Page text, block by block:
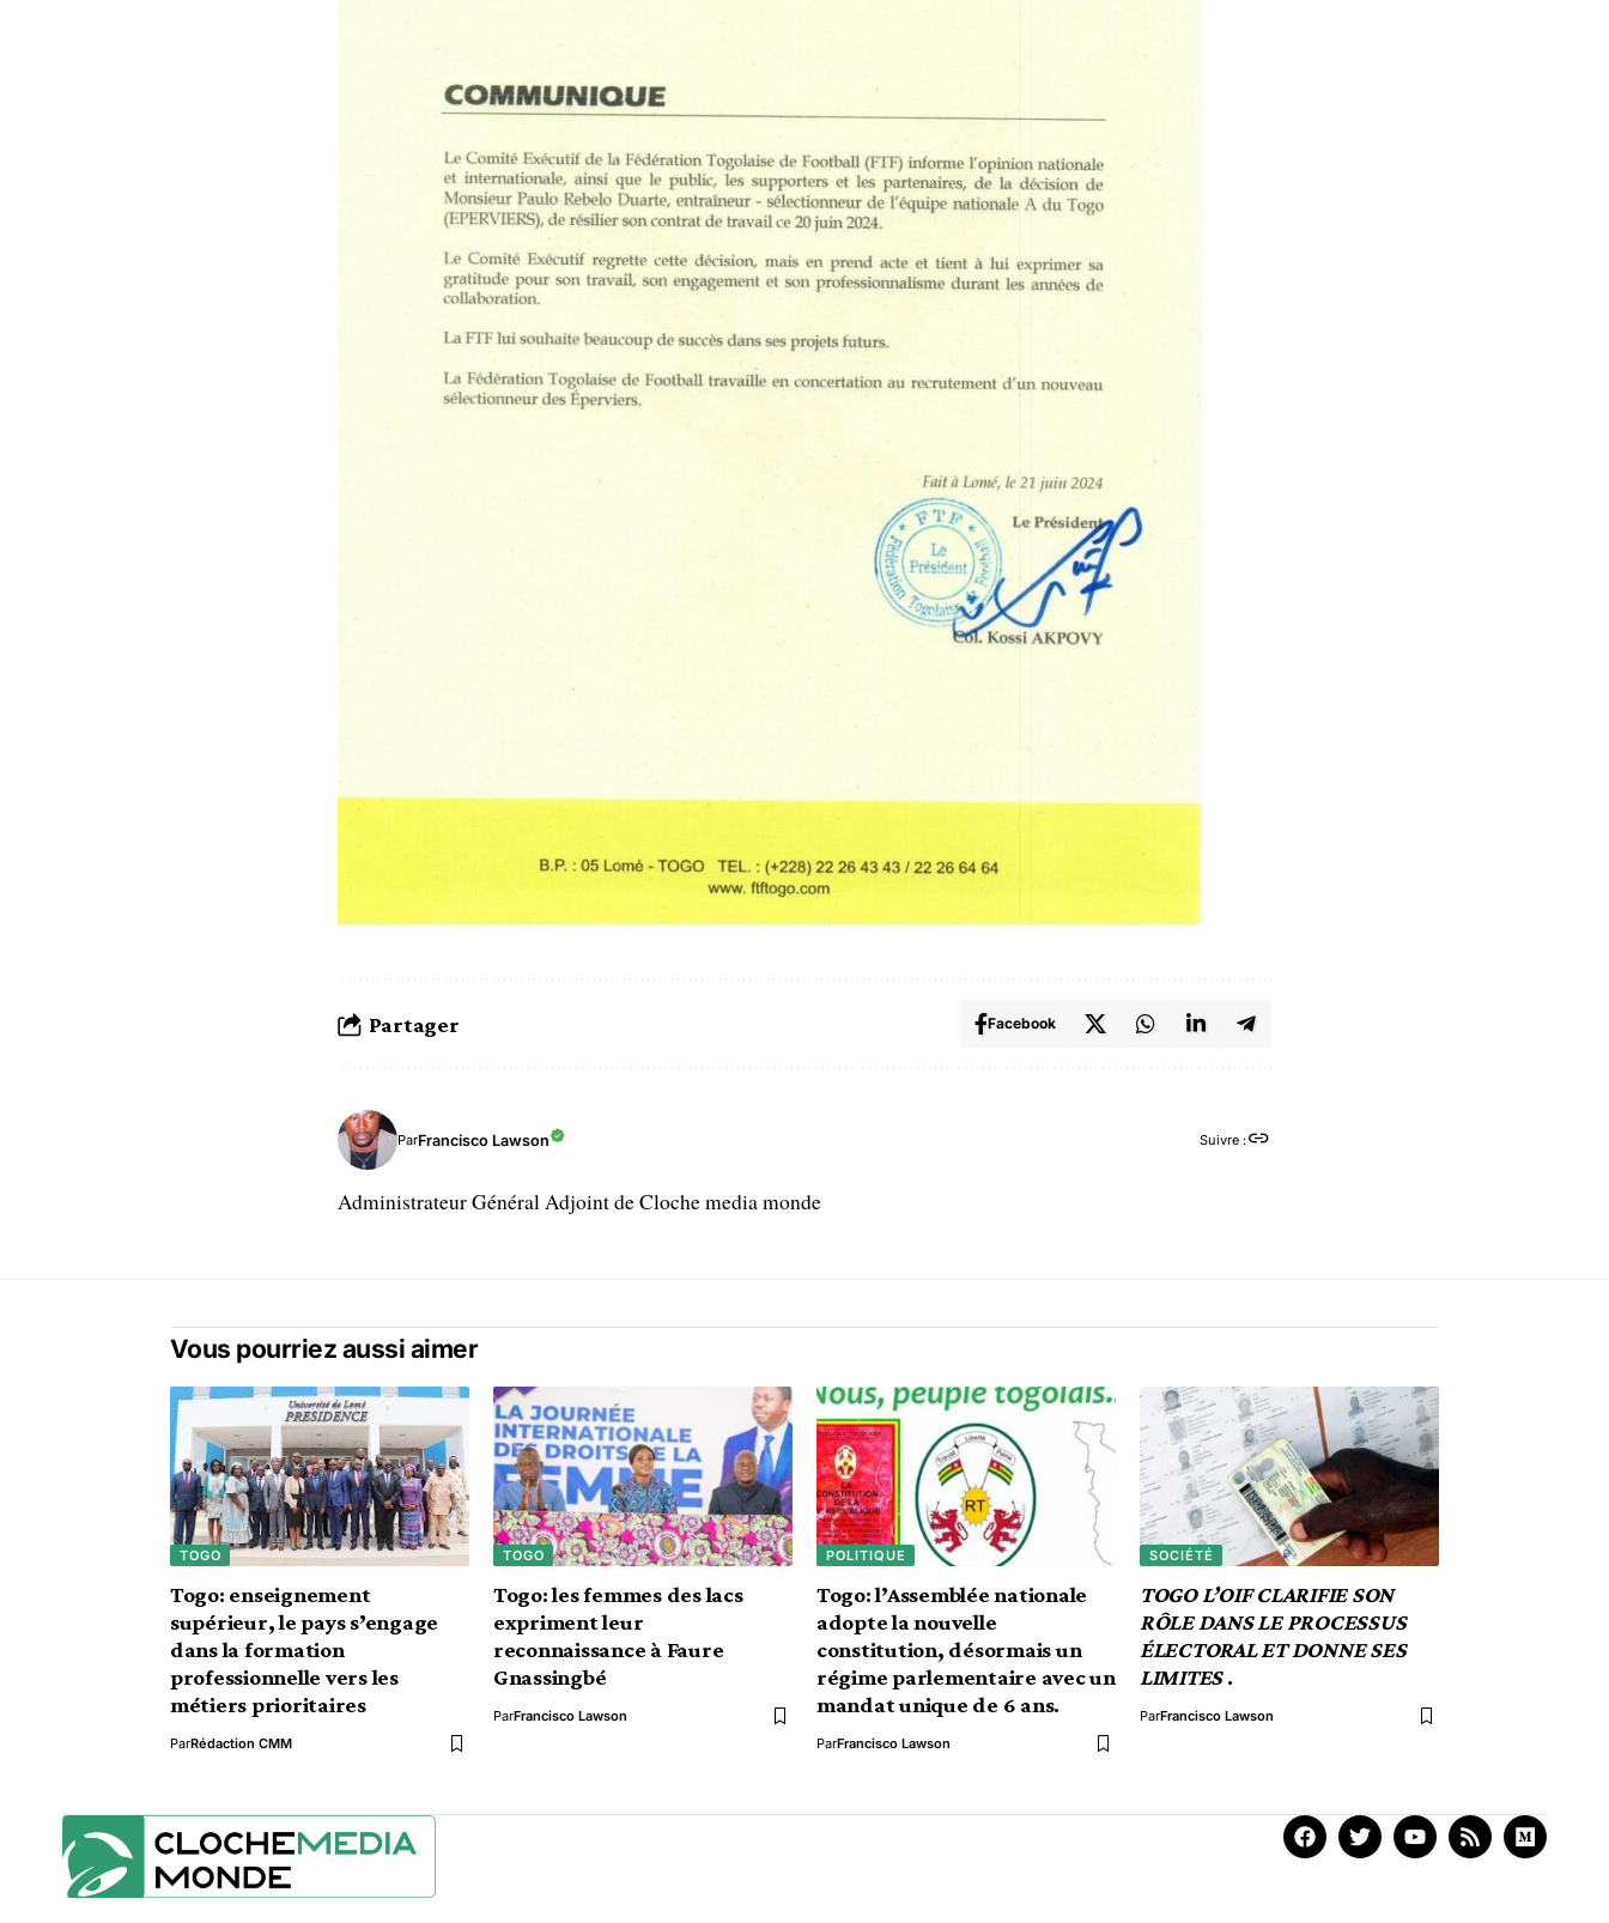
Partager Facebook
ParFrancisco Lawson Suivre :
Administrateur Général Adjoint de Cloche media monde
Vous pourriez aussi aimer
TOGO
Togo: enseignement
supérieur, le pays s’engage
dans la formation
professionnelle vers les
métiers prioritaires
ParRédaction CMM
TOGO
Togo: les femmes des lacs
expriment leur
reconnaissance à Faure
Gnassingbé
ParFrancisco Lawson
POLITIQUE
Togo: l’Assemblée nationale
adopte la nouvelle
constitution, désormais un
régime parlementaire avec un
mandat unique de 6 ans.
ParFrancisco Lawson
SOCIÉTÉ
TOGO L’OIF CLARIFIE SON
RÔLE DANS LE PROCESSUS
ÉLECTORAL ET DONNE SES
LIMITES.
ParFrancisco Lawson